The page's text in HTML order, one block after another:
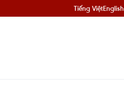
Tiếng ViệtEnglish